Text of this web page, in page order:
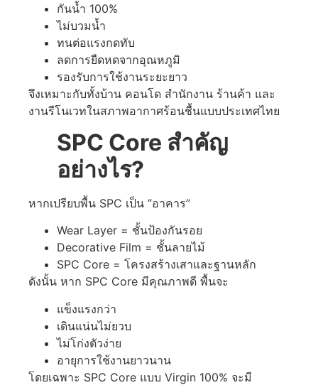
กันน้ำ 100%
ไม่บวมน้ำ
ทนต่อแรงกดทับ
ลดการยืดหดจากอุณหภูมิ
รองรับการใช้งานระยะยาว
จึงเหมาะกับทั้งบ้าน คอนโด สำนักงาน ร้านค้า และ
งานรีโนเวทในสภาพอากาศร้อนชื้นแบบประเทศไทย
SPC Core สำคัญ
อย่างไร?
หากเปรียบพื้น SPC เป็น “อาคาร”
Wear Layer = ชั้นป้องกันรอย
Decorative Film = ชั้นลายไม้
SPC Core = โครงสร้างเสาและฐานหลัก
ดังนั้น หาก SPC Core มีคุณภาพดี พื้นจะ
แข็งแรงกว่า
เดินแน่นไม่ยวบ
ไม่โก่งตัวง่าย
อายุการใช้งานยาวนาน
โดยเฉพาะ SPC Core แบบ Virgin 100% จะมี